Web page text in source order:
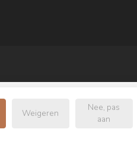
Weigeren
Nee, pas
aan